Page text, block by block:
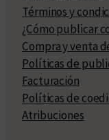
Términos y
¿Cómo publicar
Compra y venta
Políticas de
Facturación
Políticas de
Atribuciones